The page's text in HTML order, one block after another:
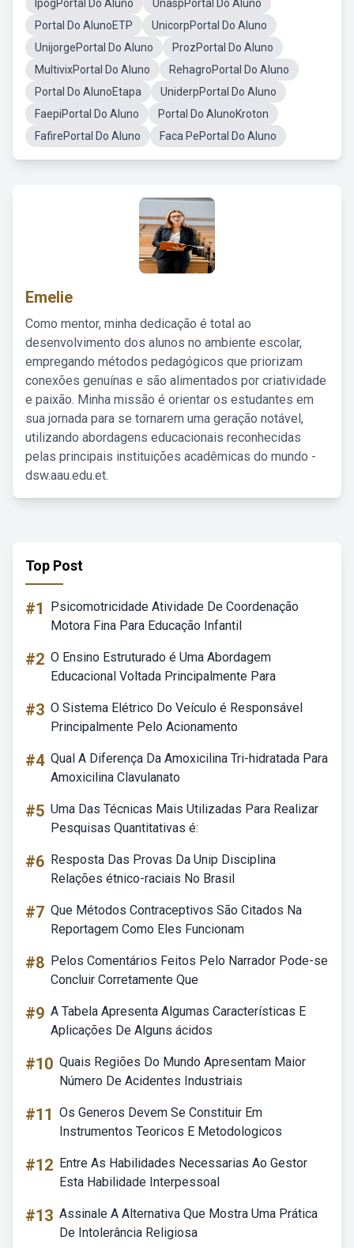
IpogPortal Do Aluno
UnaspPortal Do Aluno
Portal Do AlunoETP
UnicorpPortal Do Aluno
UnijorgePortal Do Aluno
ProzPortal Do Aluno
MultivixPortal Do Aluno
RehagroPortal Do Aluno
Portal Do AlunoEtapa
UniderpPortal Do Aluno
FaepiPortal Do Aluno
Portal Do AlunoKroton
FafirePortal Do Aluno
Faca PePortal Do Aluno
Emelie
Como mentor, minha dedicação é total ao
desenvolvimento dos alunos no ambiente escolar,
empregando métodos pedagógicos que priorizam
conexões genuínas e são alimentados por criatividade
e paixão. Minha missão é orientar os estudantes em
sua jornada para se tornarem uma geração notável,
utilizando abordagens educacionais reconhecidas
pelas principais instituições acadêmicas do mundo -
dsw.aau.edu.et.
Top Post
#1
Psicomotricidade Atividade De Coordenação
Motora Fina Para Educação Infantil
#2 O Ensino Estruturado é Uma Abordagem
Educacional Voltada Principalmente Para
#3 O Sistema Elétrico Do Veículo é Responsável
Principalmente Pelo Acionamento
#4 Qual A Diferença Da Amoxicilina Tri-hidratada Para
Amoxicilina Clavulanato
#5 Uma Das Técnicas Mais Utilizadas Para Realizar
Pesquisas Quantitativas é:
#6 Resposta Das Provas Da Unip Disciplina
Relações étnico-raciais No Brasil
#7 Que Métodos Contraceptivos São Citados Na
Reportagem Como Eles Funcionam
#8 Pelos Comentários Feitos Pelo Narrador Pode-se
Concluir Corretamente Que
#9 A Tabela Apresenta Algumas Características E
Aplicações De Alguns ácidos
#10 Quais Regiões Do Mundo Apresentam Maior
Número De Acidentes Industriais
#11 Os Generos Devem Se Constituir Em
Instrumentos Teoricos E Metodologicos
#12 Entre As Habilidades Necessarias Ao Gestor
Esta Habilidade Interpessoal
#13 Assinale A Alternativa Que Mostra Uma Prática
De Intolerância Religiosa